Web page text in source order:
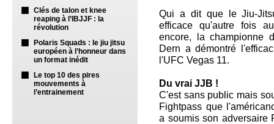
Clés de talon et knee
reaping à l’IBJJF : la
révolution
Polaris Squads : le jiu jitsu
européen à l’honneur dans
un format inédit
Le top 10 des pires
mouvements à
l’entrainement
Qui a dit que le Jiu-
efficace qu'autre fois
encore, la championne
Dern a démontré
l'UFC Vegas 11.
Du vrai JJB !
C'est sans public mais
Fightpass que
a soumis son adversaire